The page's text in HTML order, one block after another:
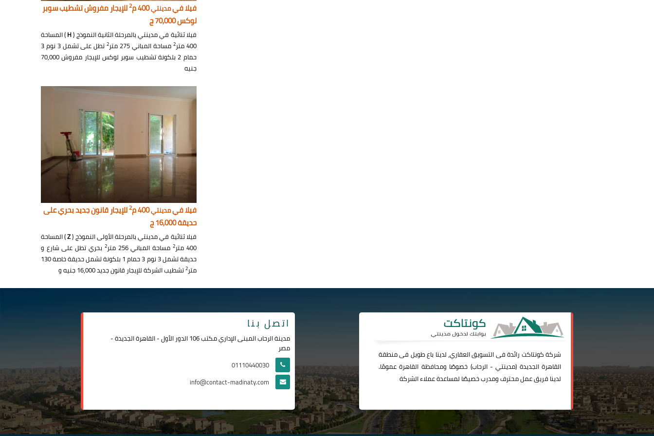
فيلا فيمدينتي400 م 2للإيجار مفروش تشطيب سوبر
لوكس 70,000 ج
فيلا ثنائية في مدينتي بالمرحلة الثانية النموذج (H) المساحة
400 متر
2 مساحة المباني 275 متر 2
تطل على تشمل 3 نوم 3
حمام 2 بلكونة تشطيب سوبر لوكس للإيجار مفروش 70,000
جنيه
فيلا فيمدينتي400 م 2للإيجار قانون جديد بحري على
حديقة 16,000 ج
فيلا ثنائية في مدينتي بالمرحلة الأولى النموذج (Z) المساحة
400 متر
2مساحة المباني 256 متر 2 بحري تطل على شارع و
حديقة تشمل 3 نوم 3 حمام 1 بلكونة تشمل حديقة خاصة 130
متر2تشطيب الشركة للإيجار قانون جديد 16,000 جنيه و
شركةكونتاكت رائدة فى التسويق العقاري، لدينا باع طويل فى منطقة
القاهرة الجديدة (مدينتي-الرحاب) خصوصًا ومحافظة القاهرة عمومًا.
لدينا فريق عمل محترف ومدرب خصيصًا لمساعدة عملاء الشركة
اتصل بنا
مدينة الرحاب المبنى الإداري مكتب 106 الدور الأول - القاهرة الجديدة -
مصر
01110440030
info@contact-madinaty.com